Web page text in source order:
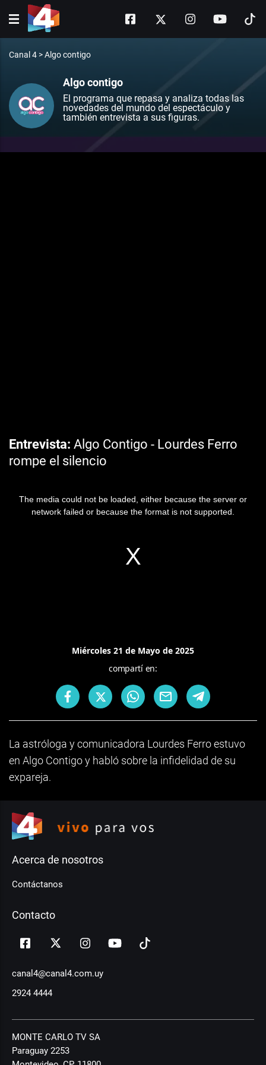
Canal 4 >Algo contigo
Algo contigo
El programa que repasa y analiza todas las
novedades del mundo del espectáculo y
también entrevista a sus figuras.
Entrevista Algo Contigo - Lourdes Ferro
rompe el silencio
The media could not be loaded, either because the server or
network failed or because the format is not supported.
Miércoles 21 de Mayo de 2025
compartí en:
La astróloga y comunicadora Lourdes Ferro estuvo
en Algo Contigo y habló sobre la infidelidad de su
expareja.
Acerca de nosotros
Contáctanos
Contacto
canal4@canal4.com.uy
2924 4444
MONTE CARLO TV SA
Paraguay 2253